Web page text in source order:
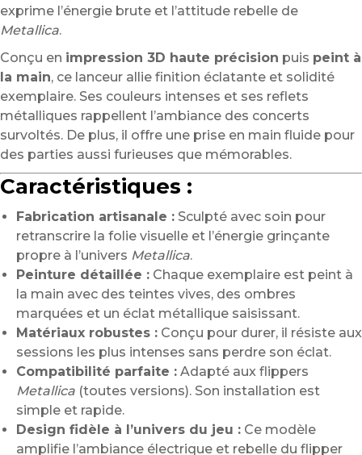
exprime l’énergie brute et l’attitude rebelle de
Metallica.
Conçu en impression 3D haute précision puis peint à
la main, ce lanceur allie finition éclatante et solidité
exemplaire. Ses couleurs intenses et ses reflets
métalliques rappellent l’ambiance des concerts
survoltés. De plus, il offre une prise en main fluide pour
des parties aussi furieuses que mémorables.
Caractéristiques :
Fabrication artisanale : Sculpté avec soin pour
retranscrire la folie visuelle et l’énergie grinçante
propre à l’univers Metallica.
Peinture détaillée : Chaque exemplaire est peint à
la main avec des teintes vives, des ombres
marquées et un éclat métallique saisissant.
Matériaux robustes : Conçu pour durer, il résiste aux
sessions les plus intenses sans perdre son éclat.
Compatibilité parfaite : Adapté aux flippers
Metallica (toutes versions). Son installation est
simple et rapide.
Design fidèle à l’univers du jeu : Ce modèle
amplifie l’ambiance électrique et rebelle du flipper